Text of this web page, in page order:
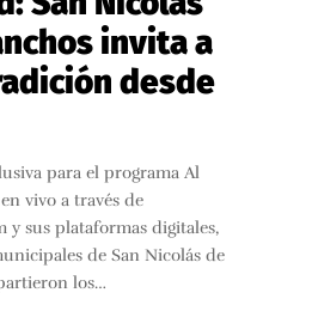
invita a
desde
para el programa Al
vivo a través de
y sus plataformas digitales,
de San Nicolás de
los…